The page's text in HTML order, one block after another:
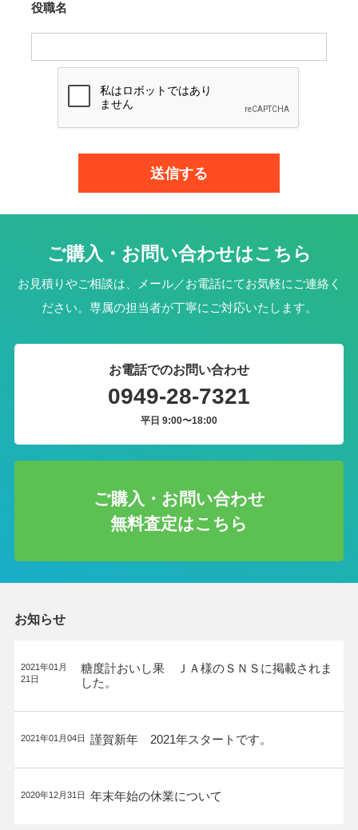
役職名
ご購入・お問い合わせはこちら
お見積りやご相談は、メール／お電話にてお気軽にご連絡く
ださい。専属の担当者が丁寧にご対応いたします。
お電話でのお問い合わせ
0949-28-7321
平日 9:00〜18:00
ご購入・お問い合わせ
無料査定はこちら
お知らせ
2021年01月
21日
糖度計おいし果 ＪＡ様のＳＮＳに掲載されま
した。
2021年01月04日 謹賀新年 2021年スタートです。
2020年12月31日 年末年始の休業について